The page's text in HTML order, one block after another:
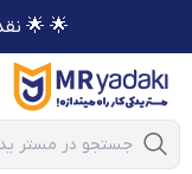
🌟 🌟
Mobile Search